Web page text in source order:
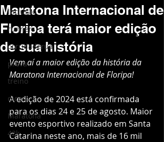
Inclusão
runners
corridaderua
prova
treino
dicas
Maratona
42k
Maratona Internacional de
Floripa terá maior edição
de sua história
Vem aí a maior edição da história da
Maratona Internacional de Floripa!
A edição de 2024 está confirmada
para os dias 24 e 25 de agosto. Maior
evento esportivo realizado em Santa
Catarina neste ano, mais de 16 mil